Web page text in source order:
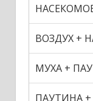
ВОЗДУХ +
МУХА +
ПАУТИНА